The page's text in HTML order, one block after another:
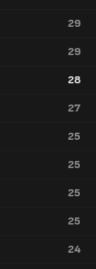
29
29
28
27
25
25
25
25
24